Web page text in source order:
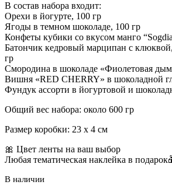
В состав набора входит:
Орехи в йогурте, 100 гр
Ягоды в темном шоколаде, 100 гр
Конфеты кубики со вкусом манго
Батончик кедровый марципан с
гр
Смородина в шоколаде «Фиолетовая
Вишня «RED CHERRY» в шоколадной
Фундук ассорти в йогуртовой и
Общий вес набора: около 600 гр
Размер коробки: 23 х 4 см
🎀 Цвет ленты на ваш выбор
Любая тематическая наклейка в
В наличии